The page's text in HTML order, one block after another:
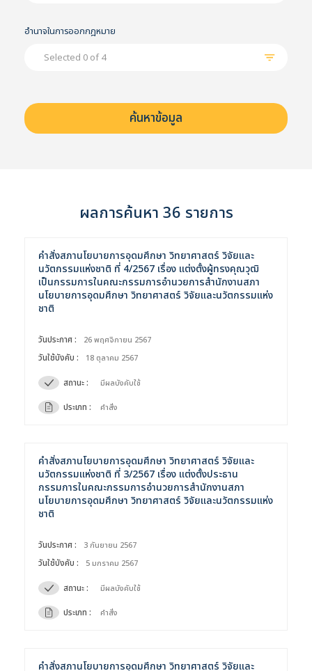
อำนาจในการออกกฎหมาย
Selected 0 of 4
ผลการค้นหา 36 รายการ
คำสั่งสภานโยบายการอุดมศึกษา วิทยาศาสตร์ วิจัยและ
นวัตกรรมแห่งชาติ ที่ 4/2567 เรื่อง แต่งตั้งผู้ทรงคุณวุฒิ
เป็นกรรมการในคณะกรรมการอำนวยการสำนักงานสภา
นโยบายการอุดมศึกษา วิทยาศาสตร์ วิจัยและนวัตกรรมแห่ง
ชาติ
วันประกาศ : 26 พฤศจิกายน 2567
วันใช้บังคับ : 18 ตุลาคม 2567
สถานะ : มีผลบังคับใช้
ประเภท : คำสั่ง
คำสั่งสภานโยบายการอุดมศึกษา วิทยาศาสตร์ วิจัยและ
นวัตกรรมแห่งชาติ ที่ 3/2567 เรื่อง แต่งตั้งประธาน
กรรมการในคณะกรรมการอำนวยการสำนักงานสภา
นโยบายการอุดมศึกษา วิทยาศาสตร์ วิจัยและนวัตกรรมแห่ง
ชาติ
วันประกาศ : 3 กันยายน 2567
วันใช้บังคับ : 5 มกราคม 2567
สถานะ : มีผลบังคับใช้
ประเภท : คำสั่ง
คำสั่งสภานโยบายการอุดมศึกษา วิทยาศาสตร์ วิจัยและ